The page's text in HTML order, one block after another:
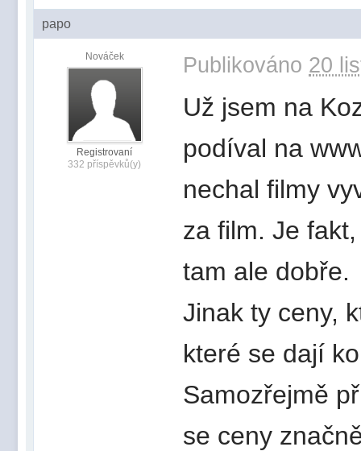
papo
Nováček
Registrovaní
332 příspěvků(y)
Publikováno 20
Už jsem na
podíval na
nechal filmy
za film. Je
tam ale dobře.
Jinak ty ceny,
které se dají
Samozřejmě
se ceny